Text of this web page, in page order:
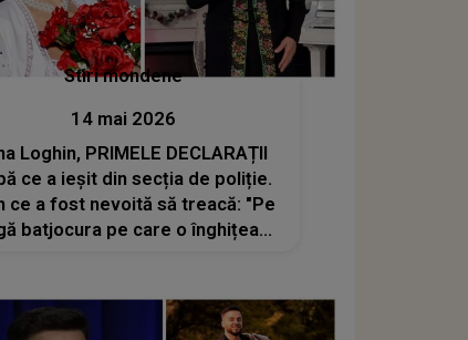
Stiri mondene
14 mai 2026
Loghin, PRIMELE DECLARAȚII
ce a ieșit din secția de poliție.
ce a fost nevoită să treacă: "Pe
batjocura pe care o înghițeam